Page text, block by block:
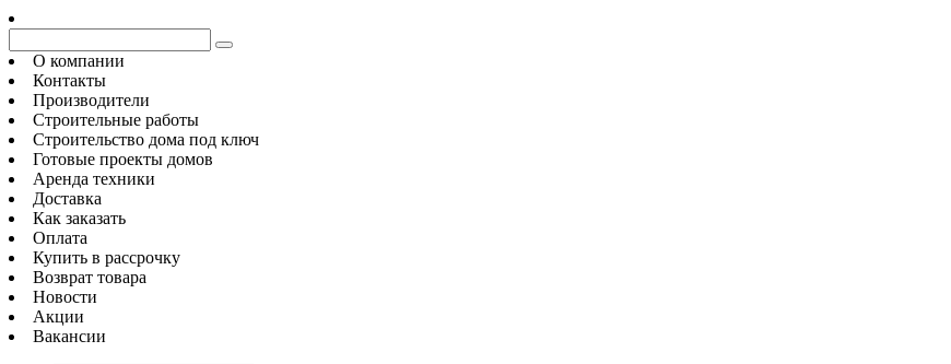
О компании
Контакты
Производители
Строительные работы
Строительство дома под ключ
Готовые проекты домов
Аренда техники
Доставка
Как заказать
Оплата
Купить в рассрочку
Возврат товара
Новости
Акции
Вакансии